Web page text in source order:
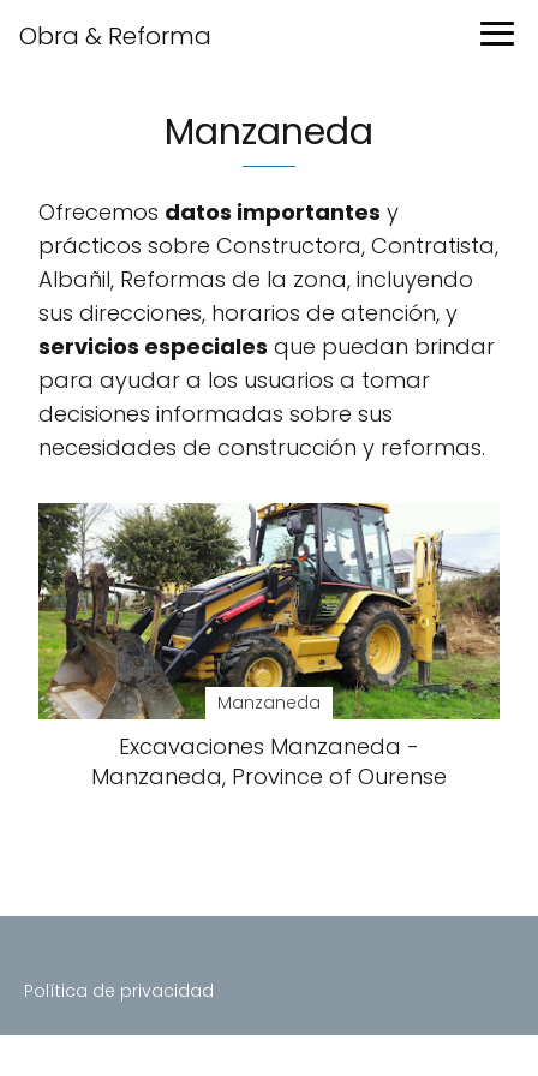
Obra & Reforma
Manzaneda
Ofrecemos datos importantes y
prácticos sobre Constructora, Contratista,
Albañil, Reformas de la zona, incluyendo
sus direcciones, horarios de atención, y
servicios especiales que puedan brindar
para ayudar a los usuarios a tomar
decisiones informadas sobre sus
necesidades de construcción y reformas.
Manzaneda
Excavaciones Manzaneda -
Manzaneda, Province of Ourense
Política de privacidad